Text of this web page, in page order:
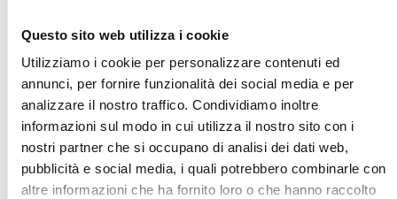
Questo sito web utilizza i cookie
Utilizziamo i cookie per personalizzare contenuti ed
annunci, per fornire funzionalità dei social media e per
analizzare il nostro traffico. Condividiamo inoltre
informazioni sul modo in cui utilizza il nostro sito con i
nostri partner che si occupano di analisi dei dati web,
pubblicità e social media, i quali potrebbero combinarle con
altre informazioni che ha fornito loro o che hanno raccolto
〉 5 ragioni per aderire a Confedilizia